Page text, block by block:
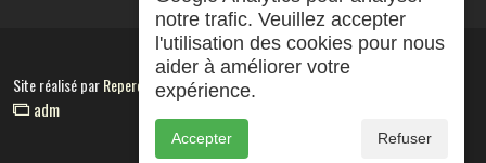
Site réalisé parRepereCom
adm
notre trafic. Veuillez accepter
l'utilisation des cookies pour nous
aider à améliorer votre
expérience.
Accepter Refuser